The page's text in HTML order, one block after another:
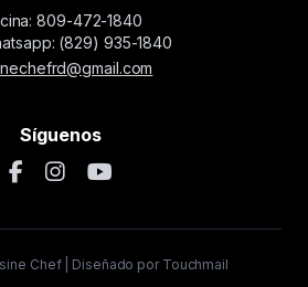
809-472-1840
(829) 935-1840
Síguenos
Chef | Diseñado por Touchmail